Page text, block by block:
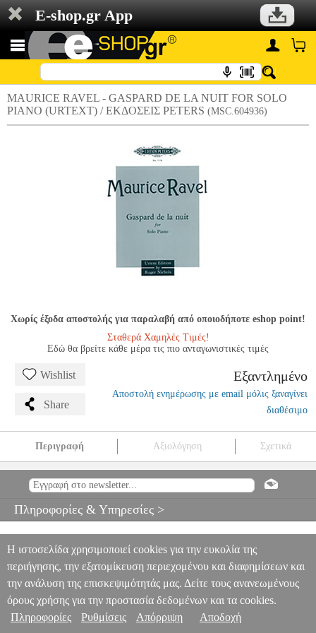
E-shop.gr App
MAURICE RAVEL - GASPARD DE LA NUIT FOR SOLO
PIANO (URTEXT) / ΕΚΔΟΣΕΙΣ PETERS (MSC.604936)
Χωρίς έξοδα αποστολής για παραλαβή από οποιοδήποτε eshop point!
Σταθερά Χαμηλές Τιμές!
Εδώ θα βρείτε κάθε μέρα τις πιο ανταγωνιστικές τιμές
Wishlist
Share
Εξαντλημένο
Αποστολή ενημέρωσης με email μόλις ξαναγίνει
διαθέσιμο
Περιγραφή Αξιολόγηση Σχετικά
PIANO (URTEXT) / ΕΚΔΟΣΕΙΣ PETERS
MSC.604936
ΒΙΒΛΙΑ ΠΛΗΚΤΡΩΝ MAURICE RAVEL - GASPARD DE LA
Πληροφορίες & Υπηρεσίες >
Η ιστοσελίδα χρησιμοποιεί cookies για την ευκολία της
περιήγησης, την εξατομίκευση περιεχομένου και διαφημίσεων και
την ανάλυση της επισκεψιμότητάς μας. Δείτε τους ανανεωμένους
όρους χρήσης για την προστασία δεδομένων και τα cookies.
Πληροφορίες
Ρυθμίσεις Απόρριψη Αποδοχή